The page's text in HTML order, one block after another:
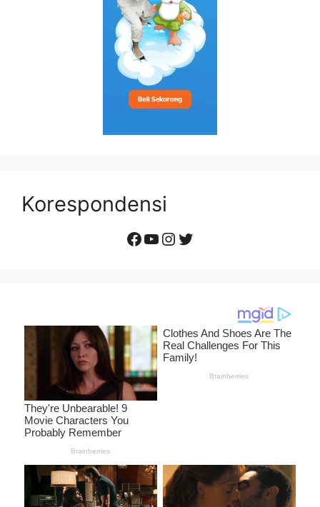
Korespondensi
Facebook
YouTube
Instagram
Twitter